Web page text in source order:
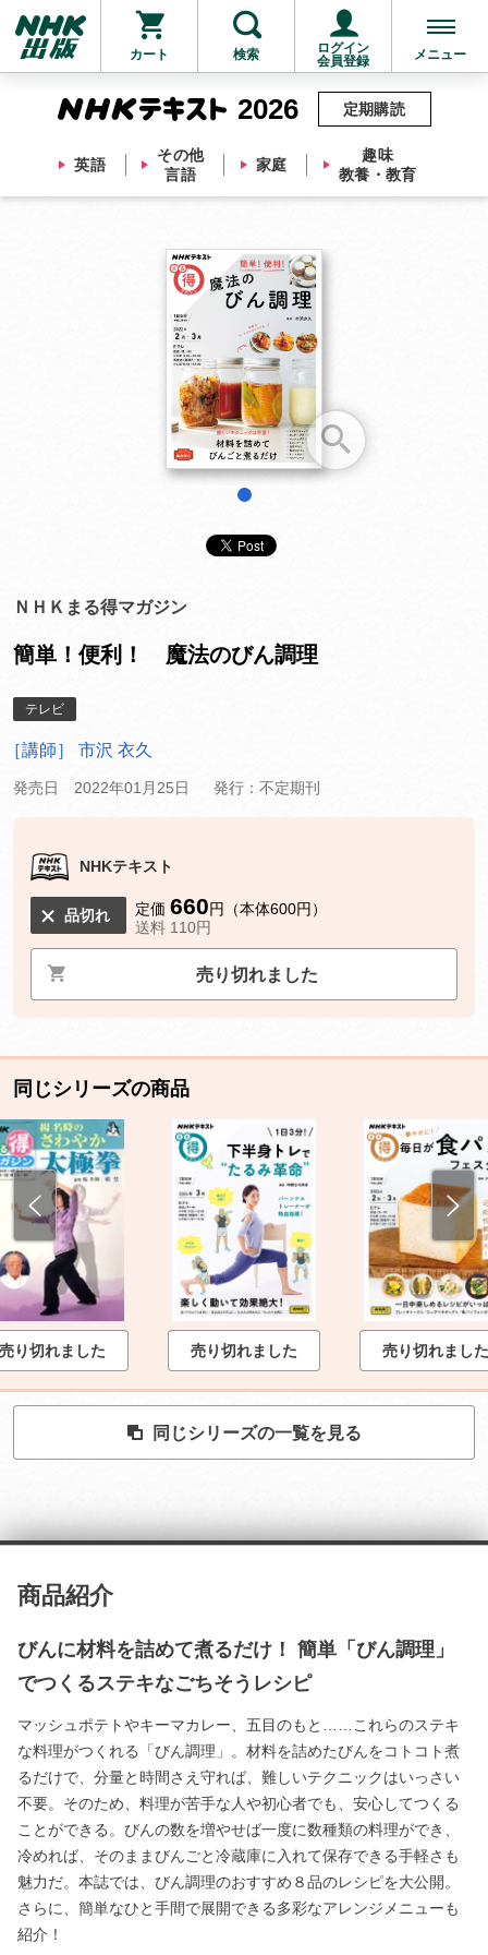
カート 検索
ログイン
会員登録
メニュー
2026
英語
その他
言語
家庭
趣味
教養・教育
定期購読
他にも商品を買う
ＮＨＫまる得マガジン
簡単！便利！ 魔法のびん調理
テレビ
［講師］ 市沢 衣久
発売日 2022年01月25日 発行：不定期刊
NHKテキスト
品切れ 定価 660円（本体600円）
送料 110円
売り切れました
同じシリーズの商品
売り切れました 売り切れました 売り切れました
同じシリーズの一覧を見る
商品紹介
びんに材料を詰めて煮るだけ！ 簡単「びん調理」
でつくるステキなごちそうレシピ
マッシュポテトやキーマカレー、五目のもと……これらのステキ
な料理がつくれる「びん調理」。材料を詰めたびんをコトコト煮
るだけで、分量と時間さえ守れば、難しいテクニックはいっさい
不要。そのため、料理が苦手な人や初心者でも、安心してつくる
ことができる。びんの数を増やせば一度に数種類の料理ができ、
冷めれば、そのままびんごと冷蔵庫に入れて保存できる手軽さも
魅力だ。本誌では、びん調理のおすすめ８品のレシピを大公開。
さらに、簡単なひと手間で展開できる多彩なアレンジメニューも
紹介！